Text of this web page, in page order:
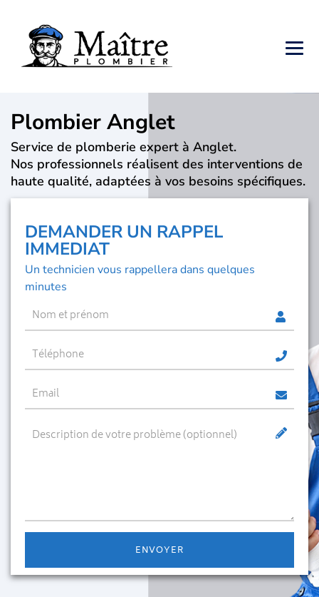
Plombier Anglet
Service de plomberie expert à Anglet.
Nos professionnels réalisent des interventions de
haute qualité, adaptées à vos besoins spécifiques.
DEMANDER UN RAPPEL
IMMEDIAT
Un technicien vous rappellera dans quelques
minutes